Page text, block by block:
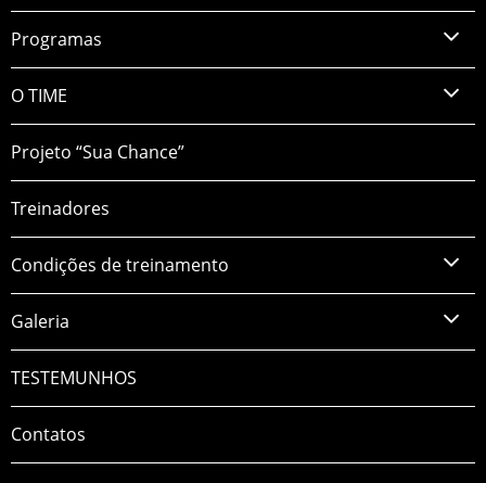
Programas
O TIME
Projeto “Sua Chance”
Treinadores
Condições de treinamento
Galeria
TESTEMUNHOS
Contatos